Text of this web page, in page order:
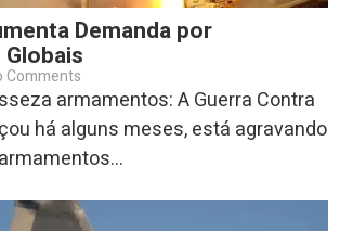
Demanda por
Comments
armamentos: A Guerra Contra
há alguns meses, está agravando